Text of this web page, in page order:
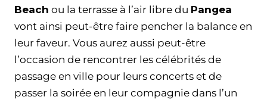
Beach ou la terrasse à l’air libre du Pangea
vont ainsi peut-être faire pencher la balance en
leur faveur. Vous aurez aussi peut-être
l’occasion de rencontrer les célébrités de
passage en ville pour leurs concerts et de
passer la soirée en leur compagnie dans l’un